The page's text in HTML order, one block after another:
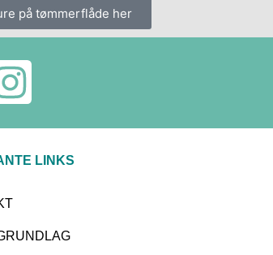
på tømmerflåde her
LINKS